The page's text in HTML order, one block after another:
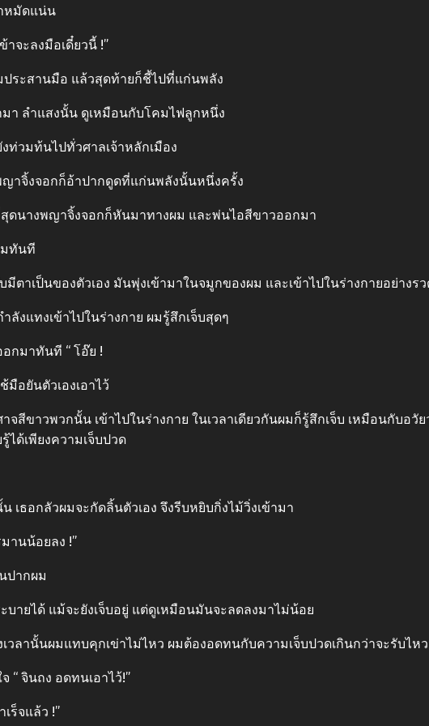
หมัดแน่น
จะลงมือเดี๋ยวนี้ !”
ระสานมือ แล้วสุดท้ายก็ชี้ไปที่แก่นพลัง
า ลําแสงนั้น ดูเหมือนกับโคมไฟลูกหนึ่ง
วมท้นไปทั่วศาลเจ้าหลักเมือง
าจิ้งจอกก็อ้าปากดูดที่แก่นพลังนั้นหนึ่งครั้ง
ดนางพญาจิ้งจอกก็หันมาทางผม และพ่นไอสีขาวออกมา
มทันที
ตาเป็นของตัวเอง มันพุ่งเข้ามาในจมูกของผม และเข้าไปในร่างกายอย่างรว
งแทงเข้าไปในร่างกาย ผมรู้สึกเจ็บสุดๆ
กมาทันที “ โอ๊ย !
อยันตัวเองเอาไว้
สีขาวพวกนั้น เข้าไปในร่างกาย ในเวลาเดียวกันผมก็รู้สึกเจ็บ เหมือนกับอวั
ด้เพียงความเจ็บปวด
เธอกลัวผมจะกัดลิ้นตัวเอง จึงรีบหยิบกิ่งไม้วิ่งเข้ามา
านน้อยลง !”
ปากผม
ายได้ แม้จะยังเจ็บอยู่ แต่ดูเหมือนมันจะลดลงมาไม่น้อย
วลานั้นผมแทบคุกเข่าไม่ไหว ผมต้องอดทนกับความเจ็บปวดเกินกว่าจะรับไหว
“ จินถง อดทนเอาไว้!”
ร็จแล้ว !”